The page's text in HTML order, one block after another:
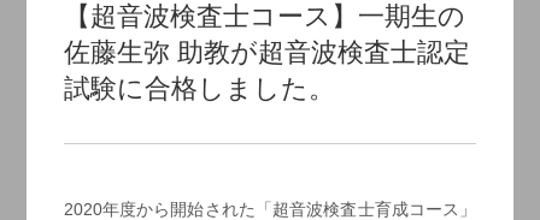
【超音波検査士コース】一期生の
佐藤生弥 助教が超音波検査士認定
試験に合格しました。
2020年度から開始された「超音波検査士育成コース」